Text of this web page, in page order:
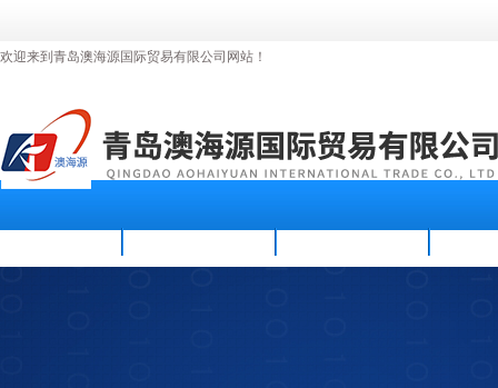
欢迎来到青岛澳海源国际贸易有限公司网站！